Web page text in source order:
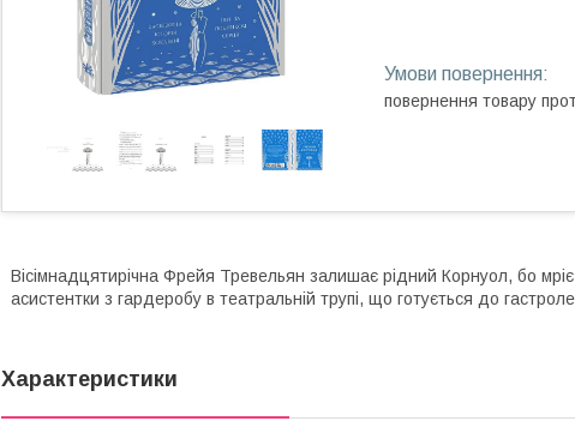
повернення товару
Вісімнадцятирічна Фрейя Тревельян залишає рідний Корнуол, бо
асистентки з гардеробу в театральній трупі, що готується до
Характеристики